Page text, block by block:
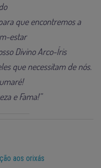
que encontremos a
estar
Divino Arco-Íris
que necessitam de nós.
e Fama!”
aos orixás